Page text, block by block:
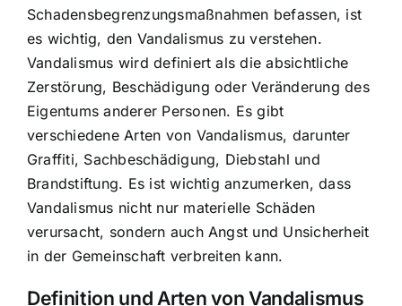
Schadensbegrenzungsmaßnahmen befassen, ist
es wichtig, den Vandalismus zu verstehen.
Vandalismus wird definiert als dieabsichtliche
Zerstörung, Beschädigung oder Veränderung des
Eigentums anderer Personen. Es gibt
verschiedene Arten von Vandalismus, darunter
Graffiti, Sachbeschädigung, Diebstahl und
Brandstiftung. Es ist wichtig anzumerken, dass
Vandalismus nicht nur materielle Schäden
verursacht, sondern auch Angst und Unsicherheit
in der Gemeinschaft verbreiten kann.
Definition und Arten von Vandalismus